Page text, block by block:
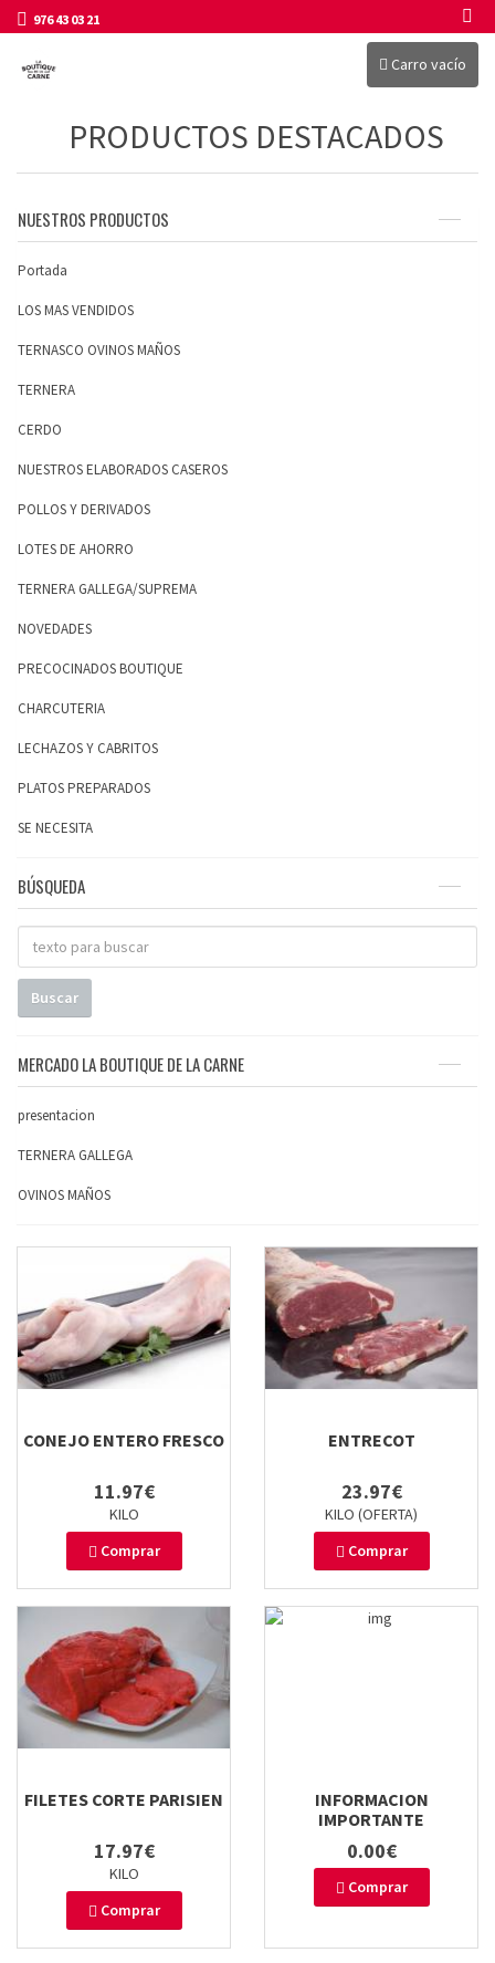
976 43 03 21
Carro vacío
PRODUCTOS DESTACADOS
NUESTROS PRODUCTOS
Portada
LOS MAS VENDIDOS
TERNASCO OVINOS MAÑOS
TERNERA
CERDO
NUESTROS ELABORADOS CASEROS
POLLOS Y DERIVADOS
LOTES DE AHORRO
TERNERA GALLEGA/SUPREMA
NOVEDADES
PRECOCINADOS BOUTIQUE
CHARCUTERIA
LECHAZOS Y CABRITOS
PLATOS PREPARADOS
SE NECESITA
BÚSQUEDA
Buscar
MERCADO LA BOUTIQUE DE LA CARNE
presentacion
TERNERA GALLEGA
OVINOS MAÑOS
CONEJO ENTERO FRESCO
11.97€
KILO
Comprar
ENTRECOT
23.97€
KILO (OFERTA)
Comprar
FILETES CORTE PARISIEN
17.97€
KILO
Comprar
INFORMACION
IMPORTANTE
0.00€
Comprar